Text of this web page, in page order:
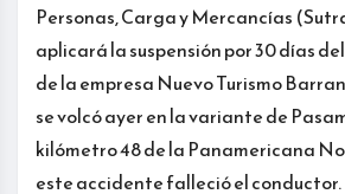
Personas, Carga y Mercancías
aplicará la suspensión por 30 días
de la empresa Nuevo Turismo
se volcó ayer en la variante de
kilómetro 48 de la Panamericana
este accidente falleció el conductor.